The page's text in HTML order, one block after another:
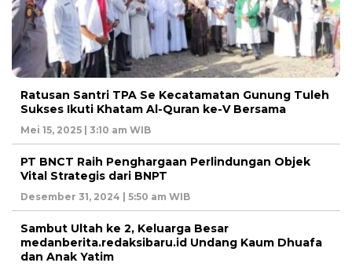
Ratusan Santri TPA Se Kecatamatan Gunung Tuleh
Sukses Ikuti Khatam Al-Quran ke-V Bersama
Mei 15, 2025 | 3:10 am WIB
PT BNCT Raih Penghargaan Perlindungan Objek
Vital Strategis dari BNPT
Desember 31, 2024 | 5:50 am WIB
Sambut Ultah ke 2, Keluarga Besar
medanberita.redaksibaru.id Undang Kaum Dhuafa
dan Anak Yatim